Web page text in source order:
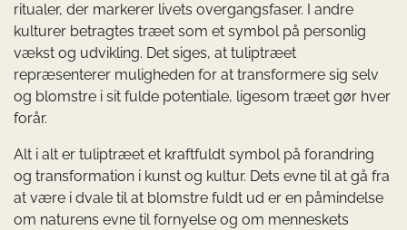
ritualer, der markerer livets overgangsfaser. I andre
kulturer betragtes træet som et symbol på personlig
vækst og udvikling. Det siges, at tuliptræet
repræsenterer muligheden for at transformere sig selv
og blomstre i sit fulde potentiale, ligesom træet gør hver
forår.
Alt i alt er tuliptræet et kraftfuldt symbol på forandring
og transformation i kunst og kultur. Dets evne til at gå fra
at være i dvale til at blomstre fuldt ud er en påmindelse
om naturens evne til fornyelse og om menneskets